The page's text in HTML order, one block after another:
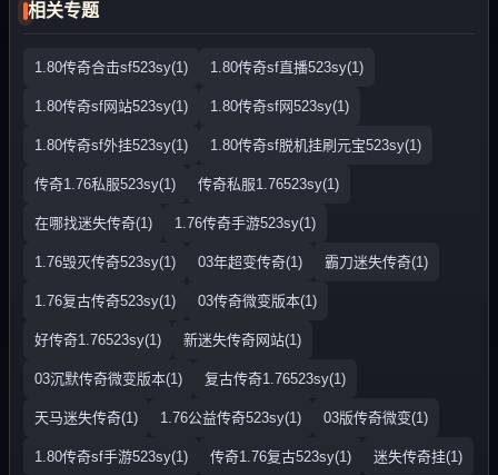
相关专题
1.80传奇合击sf523sy(1) 1.80传奇sf直播523sy(1)
1.80传奇sf网站523sy(1) 1.80传奇sf网523sy(1)
1.80传奇sf外挂523sy(1) 1.80传奇sf脱机挂刷元宝523sy(1)
传奇1.76私服523sy(1) 传奇私服1.76523sy(1)
在哪找迷失传奇(1) 1.76传奇手游523sy(1)
1.76毁灭传奇523sy(1) 03年超变传奇(1) 霸刀迷失传奇(1)
1.76复古传奇523sy(1) 03传奇微变版本(1)
好传奇1.76523sy(1) 新迷失传奇网站(1)
03沉默传奇微变版本(1) 复古传奇1.76523sy(1)
天马迷失传奇(1) 1.76公益传奇523sy(1) 03版传奇微变(1)
1.80传奇sf手游523sy(1) 传奇1.76复古523sy(1) 迷失传奇挂(1)